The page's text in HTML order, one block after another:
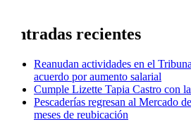
Entradas recientes
Reanudan actividades en el
acuerdo por aumento salarial
Cumple Lizette Tapia Castro con
Pescaderías regresan al Mercado
meses de reubicación